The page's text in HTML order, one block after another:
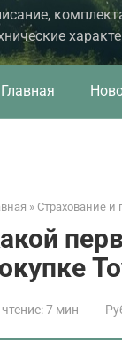
Главная
» Страхование и
7 мин